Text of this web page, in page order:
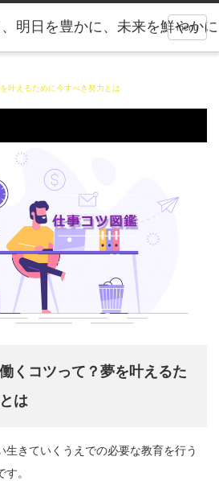
menu
明日を豊かに、未来を鮮やかに
叶えるために今すべき努力とは
くコツって？夢を叶えるた
は
生きていくうえでの必要な教育を行う
。